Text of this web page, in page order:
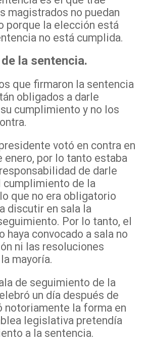
magistrados no puedan
porque la elección está
no está cumplida.
la sentencia.
que firmaron la sentencia
obligados a darle
cumplimiento y no los
votó en contra en
enero, por lo tanto estaba
de darle
cumplimiento de la
que no era obligatorio
discutir en sala la
Por lo tanto, el
haya convocado a sala no
ni las resoluciones
mayoría.
de seguimiento de la
un día después de
notoriamente la forma en
legislativa pretendía
a la sentencia.